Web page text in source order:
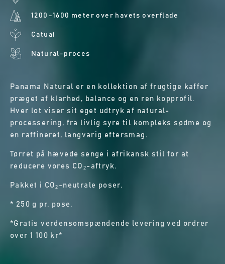
1200–1600 meter over havets overflade
Catuai
Natural-proces
Panama Natural er en kollektion af frugtige kaffer
præget af klarhed, balance og en ren kopprofil.
Hver lot viser sit eget udtryk af natural-
processering, fra livlig syre til kompleks sødme og
en raffineret, langvarig eftersmag.
Tørret på hævede senge i afrikansk stil for at
reducere vores CO₂-aftryk.
Pakket i CO₂-neutrale poser.
* 250 g pr. pose.
*Gratis verdensomspændende levering ved ordrer
over 1 100 kr*